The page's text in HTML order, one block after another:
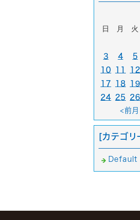
日 月 火
3
4 5
10
11 12
17
18 19
24
25 26
<前月
[カテゴリ
Default